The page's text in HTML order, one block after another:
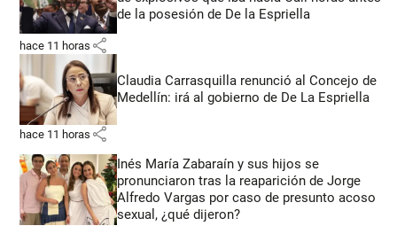
de la posesión de De la Espriella
hace 11 horas share
Claudia Carrasquilla renunció al Concejo de
Medellín: irá al gobierno de De La Espriella
hace 11 horas share
Inés María Zabaraín y sus hijos se
pronunciaron tras la reaparición de Jorge
Alfredo Vargas por caso de presunto acoso
sexual, ¿qué dijeron?